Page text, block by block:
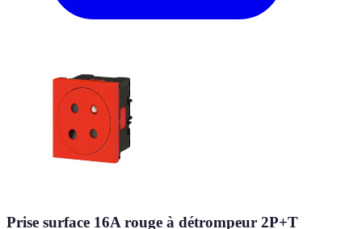
Prise surface 16A rouge à détrompeur 2P+T